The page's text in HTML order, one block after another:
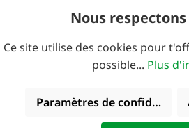
: 10 € de bon
Nous
Ce site utilise des cookies pour
possible... Plus
Paramètres de